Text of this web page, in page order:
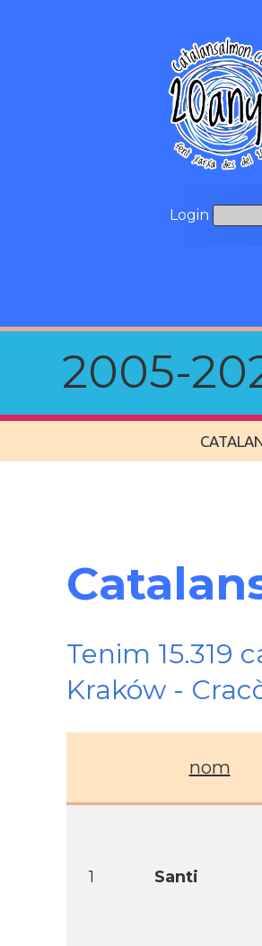
Login
2005-
Tenim 15.319
Kraków -
nom
1 Santi